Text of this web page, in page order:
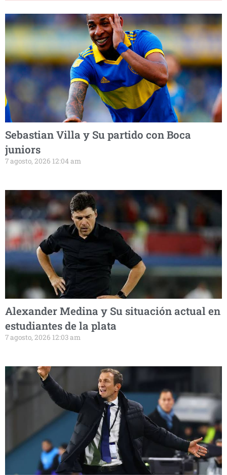
Sebastian Villa y Su partido con Boca
juniors
7 agosto, 2026 12:04 am
Alexander Medina y Su situación actual en
estudiantes de la plata
7 agosto, 2026 12:03 am